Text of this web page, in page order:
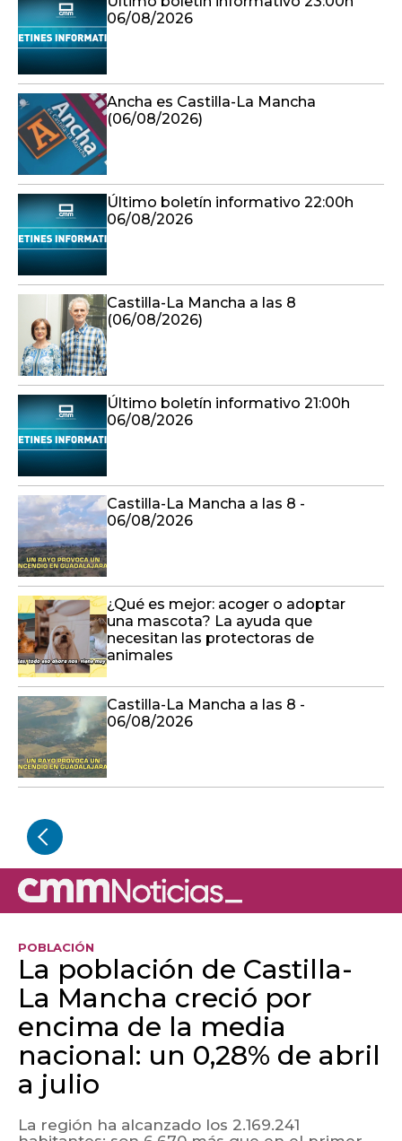
Ancha es Castilla-La Mancha
(06/08/2026)
Último boletín informativo 22:00h
06/08/2026
Castilla-La Mancha a las 8
(06/08/2026)
Último boletín informativo 21:00h
06/08/2026
Castilla-La Mancha a las 8 -
06/08/2026
¿Qué es mejor: acoger o adoptar
una mascota? La ayuda que
Castilla-La Mancha a las 8 -
06/08/2026
POBLACIÓN
La población de Castilla-
La Mancha creció por
encima de la media
nacional: un 0,28% de abril
a julio
La región ha alcanzado los 2.169.241
habitantes; son 6.670 más que en el primer
trimestre